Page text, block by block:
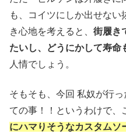
も、コイツにしか出せな
き心地を考えると、 街履き
たいし、どうにかして寿命
人情でしょう。
そもそも、今回 私奴が行
ての事！！というわけで、
にハマりそうなカスタムソ